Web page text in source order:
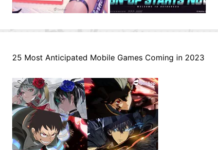
25 Most Anticipated Mobile Games Coming in 2023